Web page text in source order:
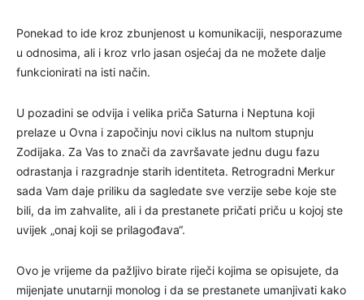
Ponekad to ide kroz zbunjenost u komunikaciji, nesporazume
u odnosima, ali i kroz vrlo jasan osjećaj da ne možete dalje
funkcionirati na isti način.
U pozadini se odvija i velika priča Saturna i Neptuna koji
prelaze u Ovna i započinju novi ciklus na nultom stupnju
Zodijaka. Za Vas to znači da završavate jednu dugu fazu
odrastanja i razgradnje starih identiteta. Retrogradni Merkur
sada Vam daje priliku da sagledate sve verzije sebe koje ste
bili, da im zahvalite, ali i da prestanete pričati priču u kojoj ste
uvijek „onaj koji se prilagođava“.
Ovo je vrijeme da pažljivo birate riječi kojima se opisujete, da
mijenjate unutarnji monolog i da se prestanete umanjivati kako